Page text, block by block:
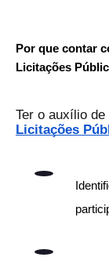
Por que contar
Licitações
Ter o auxílio de
Licitações